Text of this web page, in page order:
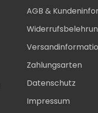
AGB &
Zahlungsarten
Datenschutz
Impressum